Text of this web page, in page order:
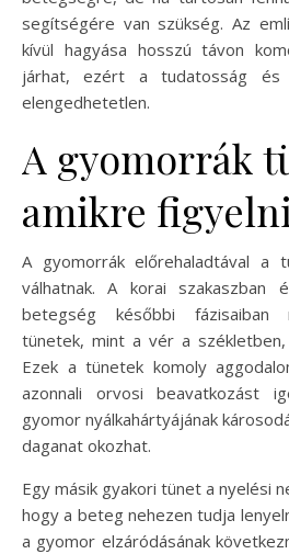
segítségére van szükség. Az
kívül hagyása hosszú távon
járhat, ezért a tudatosság és
elengedhetetlen.
A gyomorrák
amikre
A gyomorrák előrehaladtával a
válhatnak. A korai szakaszban
betegség későbbi fázisaiban
tünetek, mint a vér a
Ezek a tünetek komoly
azonnali orvosi beavatkozást
gyomor nyálkahártyájának
daganat okozhat.
Egy másik gyakori tünet a nyelési
hogy a beteg nehezen tudja
a gyomor elzáródásának